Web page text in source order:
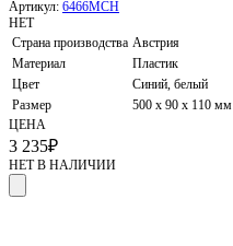
Артикул: 6466MCH
НЕТ
Страна производства Австрия
Материал
Пластик
Цвет
Синий, белый
Размер
500 х 90 х 110 мм
ЦЕНА
3 235₽
НЕТ В НАЛИЧИИ